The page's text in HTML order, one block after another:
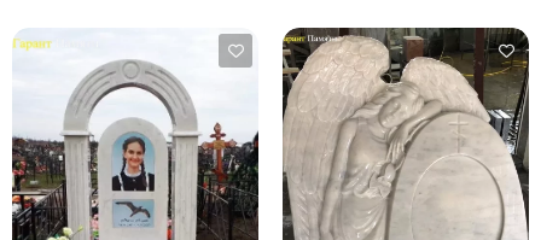
Подсвечники
Венки
Вазы из гранита
Скульптуры в полный рост